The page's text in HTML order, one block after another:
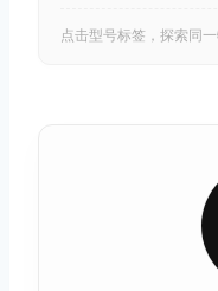
点击型号标签，探索同